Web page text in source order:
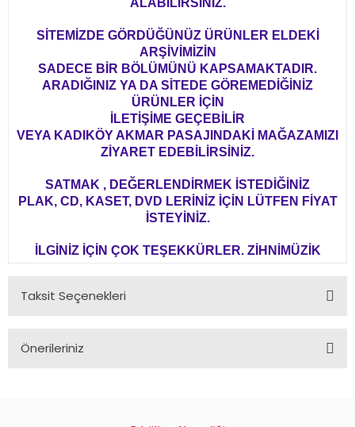
ALABİLİRSİNİZ.
SİTEMİZDE GÖRDÜĞÜNÜZ ÜRÜNLER ELDEKİ
ARŞİVİMİZİN
SADECE BİR BÖLÜMÜNÜ KAPSAMAKTADIR.
ARADIĞINIZ YA DA SİTEDE GÖREMEDİĞİNİZ
ÜRÜNLER İÇİN
İLETİŞİME GEÇEBİLİR
VEYA KADIKÖY AKMAR PASAJINDAKİ MAĞAZAMIZI
ZİYARET EDEBİLİRSİNİZ.
SATMAK , DEĞERLENDİRMEK İSTEDİĞİNİZ
PLAK, CD, KASET, DVD LERİNİZ İÇİN LÜTFEN FİYAT
İSTEYİNİZ.
İLGİNİZ İÇİN ÇOK TEŞEKKÜRLER. ZİHNİMÜZİK
Taksit Seçenekleri
Önerileriniz